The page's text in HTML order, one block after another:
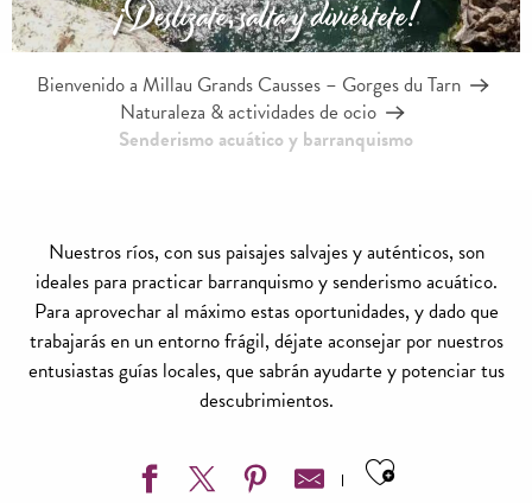
¡Deslízate, salta y diviértete!
Bienvenido a Millau Grands Causses – Gorges du Tarn
Naturaleza & actividades de ocio
Senderismo acuático y barranquismo
Nuestros ríos, con sus paisajes salvajes y auténticos, son
ideales para practicar barranquismo y senderismo acuático.
Para aprovechar al máximo estas oportunidades, y dado que
trabajarás en un entorno frágil, déjate aconsejar por nuestros
entusiastas guías locales, que sabrán ayudarte y potenciar tus
descubrimientos.
Ajouter